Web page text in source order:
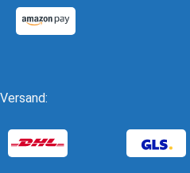
Versand: